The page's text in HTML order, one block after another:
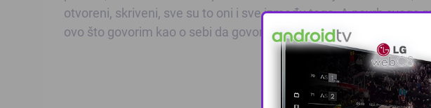
otvoreni, skriveni, sve su to oni i sve između toga. A povrh svega
ovo što govorim kao o sebi da govorim…POGLEDAJTE VIŠE